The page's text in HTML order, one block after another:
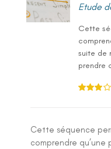
Etude
Cette
suite de
prendre
Cette séquence
comprendre qu’une